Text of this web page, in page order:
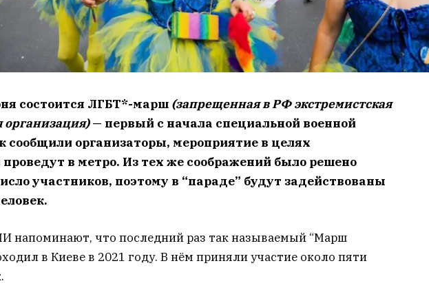
состоится ЛГБТ*-марш (запрещенная в РФ экстремистская
организация)— первый с начала специальной военной
сообщили организаторы, мероприятие в целях
проведут в метро. Из тех же соображений было решено
участников, поэтому в “параде” будут задействованы
напоминают, что последний раз так называемый “Марш
в Киеве в 2021 году. В нём приняли участие около пяти